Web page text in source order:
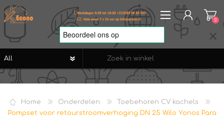
REGISTREREN
VERLANGLIJST
0
Home Onderdelen
Toebehoren CV kachels
Pompset voor retourstroomverhoging DN 25 Wilo Yonos Para